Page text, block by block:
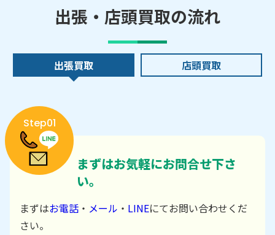
出張・店頭買取の流れ
出張買取 店頭買取
Step01
まずはお気軽にお問合せ下さ
い。
まずはお電話 ・ メール ・ LINEにてお問い合わせくだ
さい。